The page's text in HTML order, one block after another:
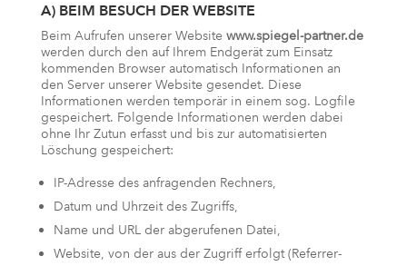
A) BEIM BESUCH DER WEBSITE
Beim Aufrufen unserer Website www.spiegel-partner.de
werden durch den auf Ihrem Endgerät zum Einsatz
kommenden Browser automatisch Informationen an
den Server unserer Website gesendet. Diese
Informationen werden temporär in einem sog. Logfile
gespeichert. Folgende Informationen werden dabei
ohne Ihr Zutun erfasst und bis zur automatisierten
Löschung gespeichert:
IP-Adresse des anfragenden Rechners,
Datum und Uhrzeit des Zugriffs,
Name und URL der abgerufenen Datei,
Website, von der aus der Zugriff erfolgt (Referrer-